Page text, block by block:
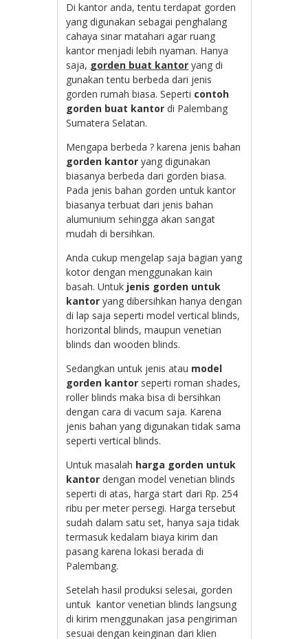
Di kantor anda, tentu terdapat gorden
yang digunakan sebagai penghalang
cahaya sinar matahari agar ruang
kantor menjadi lebih nyaman. Hanya
saja, gorden buat kantor yang di
gunakan tentu berbeda dari jenis
gorden rumah biasa. Seperti contoh
gorden buat kantor di Palembang
Sumatera Selatan.
Mengapa berbeda ? karena jenis bahan
gorden kantor yang digunakan
biasanya berbeda dari gorden biasa.
Pada jenis bahan gorden untuk kantor
biasanya terbuat dari jenis bahan
alumunium sehingga akan sangat
mudah di bersihkan.
Anda cukup mengelap saja bagian yang
kotor dengan menggunakan kain
basah. Untuk jenis gorden untuk
kantor yang dibersihkan hanya dengan
di lap saja seperti model vertical blinds,
horizontal blinds, maupun venetian
blinds dan wooden blinds.
Sedangkan untuk jenis atau model
gorden kantor seperti roman shades,
roller blinds maka bisa di bersihkan
dengan cara di vacum saja. Karena
jenis bahan yang digunakan tidak sama
seperti vertical blinds.
Untuk masalah harga gorden untuk
kantor dengan model venetian blinds
seperti di atas, harga start dari Rp. 254
ribu per meter persegi. Harga tersebut
sudah dalam satu set, hanya saja tidak
termasuk kedalam biaya kirim dan
pasang karena lokasi berada di
Palembang.
Setelah hasil produksi selesai, gorden
untuk kantor venetian blinds langsung
di kirim menggunakan jasa pengiriman
sesuai dengan keinginan dari klien